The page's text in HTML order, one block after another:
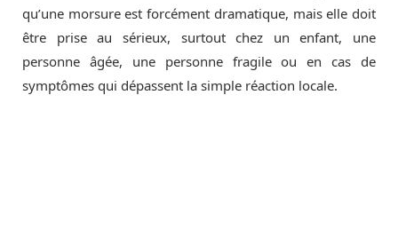
qu’une morsure est forcément dramatique, mais elle doit
être prise au sérieux, surtout chez un enfant, une
personne âgée, une personne fragile ou en cas de
symptômes qui dépassent la simple réaction locale.